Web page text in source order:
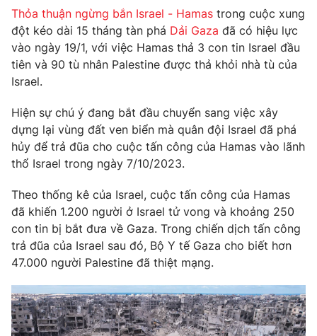
Câu chuyện quốc tế
Thị trường
Góc doanh nghiệp
Dữ liệu và đời sống
Truyền hình
Phim VTV
Hậu trường
Nhân vật
Khán giả
Giải sao mai
Giải trí
Điện ảnh
Âm nhạc
Đời sống
Du lịch
Làm đẹp
Chất lượng cuộc sống
Giáo dục
Tuyển sinh
Học trực tuyến
Công nghệ
Hitech Công nghệ tương lai
Sản phẩm
Thị trường
Tư vấn
Giao lưu trực tuyến
Lịch phát sóng
Thỏa thuận ngừng bắn Israel - Hamas trong cuộc xung
đột kéo dài 15 tháng tàn phá Dải Gaza đã có hiệu lực
vào ngày 19/1, với việc Hamas thả 3 con tin Israel đầu
tiên và 90 tù nhân Palestine được thả khỏi nhà tù của
Israel.
Hiện sự chú ý đang bắt đầu chuyển sang việc xây
dựng lại vùng đất ven biển mà quân đội Israel đã phá
hủy để trả đũa cho cuộc tấn công của Hamas vào lãnh
thổ Israel trong ngày 7/10/2023.
Theo thống kê của Israel, cuộc tấn công của Hamas
đã khiến 1.200 người ở Israel tử vong và khoảng 250
con tin bị bắt đưa về Gaza. Trong chiến dịch tấn công
trả đũa của Israel sau đó, Bộ Y tế Gaza cho biết hơn
47.000 người Palestine đã thiệt mạng.